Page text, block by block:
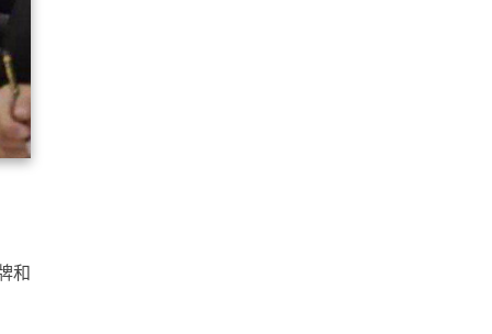
和